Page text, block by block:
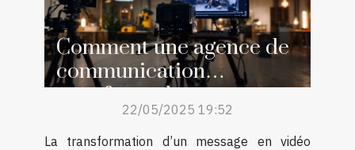
Comment une agence de
communication
transforme les messages
en vidéos immersives
22/05/2025 19:52
La transformation d’un message en vidéo